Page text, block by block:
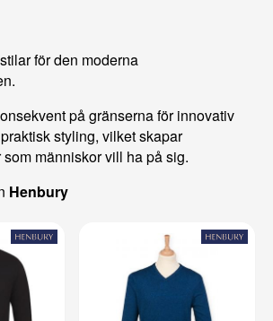
för den moderna
på gränserna för innovativ
styling, vilket skapar
människor vill ha på sig.
Henbury